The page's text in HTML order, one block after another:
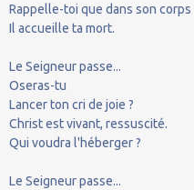
Rappelle-toi que dans son corps
Il accueille ta mort.
Le Seigneur passe...
Oseras-tu
Lancer ton cri de joie ?
Christ est vivant, ressuscité.
Qui voudra l'héberger ?
Le Seigneur passe...